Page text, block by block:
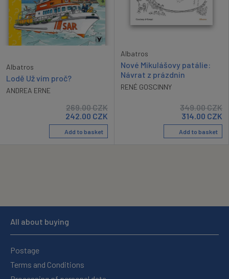
Albatros
Lodě Už vím proč?
ANDREA ERNE
269.00CZK
242.00 CZK
Add to basket
Albatros
Nové Mikulášovy patálie:
Návrat z prázdnin
RENÉ GOSCINNY
349.00CZK
314.00 CZK
Add to basket
All about buying
Postage
Terms and Conditions